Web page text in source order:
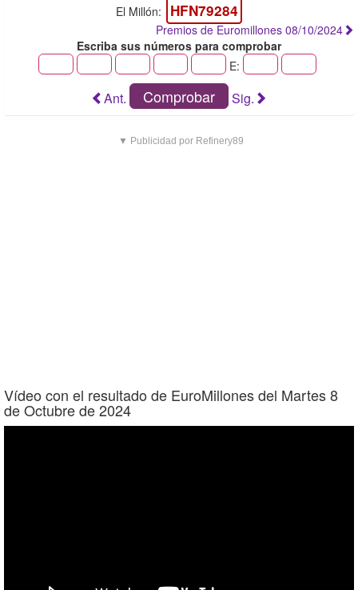
El Millón: HFN79284
Premios de Euromillones 08/10/2024
Escriba sus números para comprobar
E:
Ant. Comprobar Sig.
▼ Publicidad por Refinery89
Vídeo con el resultado de EuroMillones del Martes 8
de Octubre de 2024